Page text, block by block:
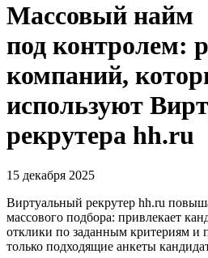
Массовый найм
под контролем:
компаний,
используют
рекрутера hh.ru
15 декабря 2025
Виртуальный рекрутер hh.ru
массового подбора: привлекает
отклики по заданным критериям и
только подходящие анкеты